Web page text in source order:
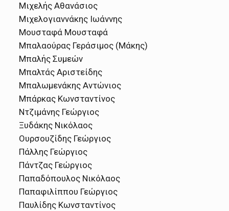
Μιχελής Αθανάσιος
Μιχελογιαννάκης Ιωάννης
Μουσταφά Μουσταφά
Μπαλαούρας Γεράσιμος (Μάκης)
Μπαλής Συμεών
Μπαλτάς Αριστείδης
Μπαλωμενάκης Αντώνιος
Μπάρκας Κωνσταντίνος
Ντζιμάνης Γεώργιος
Ξυδάκης Νικόλαος
Ουρσουζίδης Γεώργιος
Πάλλης Γεώργιος
Πάντζας Γεώργιος
Παπαδόπουλος Νικόλαος
Παπαφιλίππου Γεώργιος
Παυλίδης Κωνσταντίνος